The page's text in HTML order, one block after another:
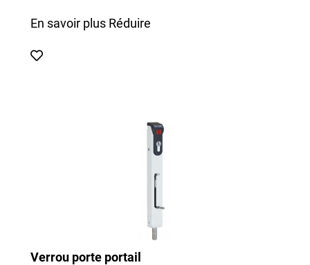
En savoir plus Réduire
Verrou porte portail